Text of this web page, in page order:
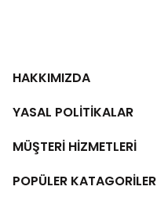
HAKKIMIZDA
YASAL POLİTİKALAR
MÜŞTERİ HİZMETLERİ
POPÜLER KATAGORİLER